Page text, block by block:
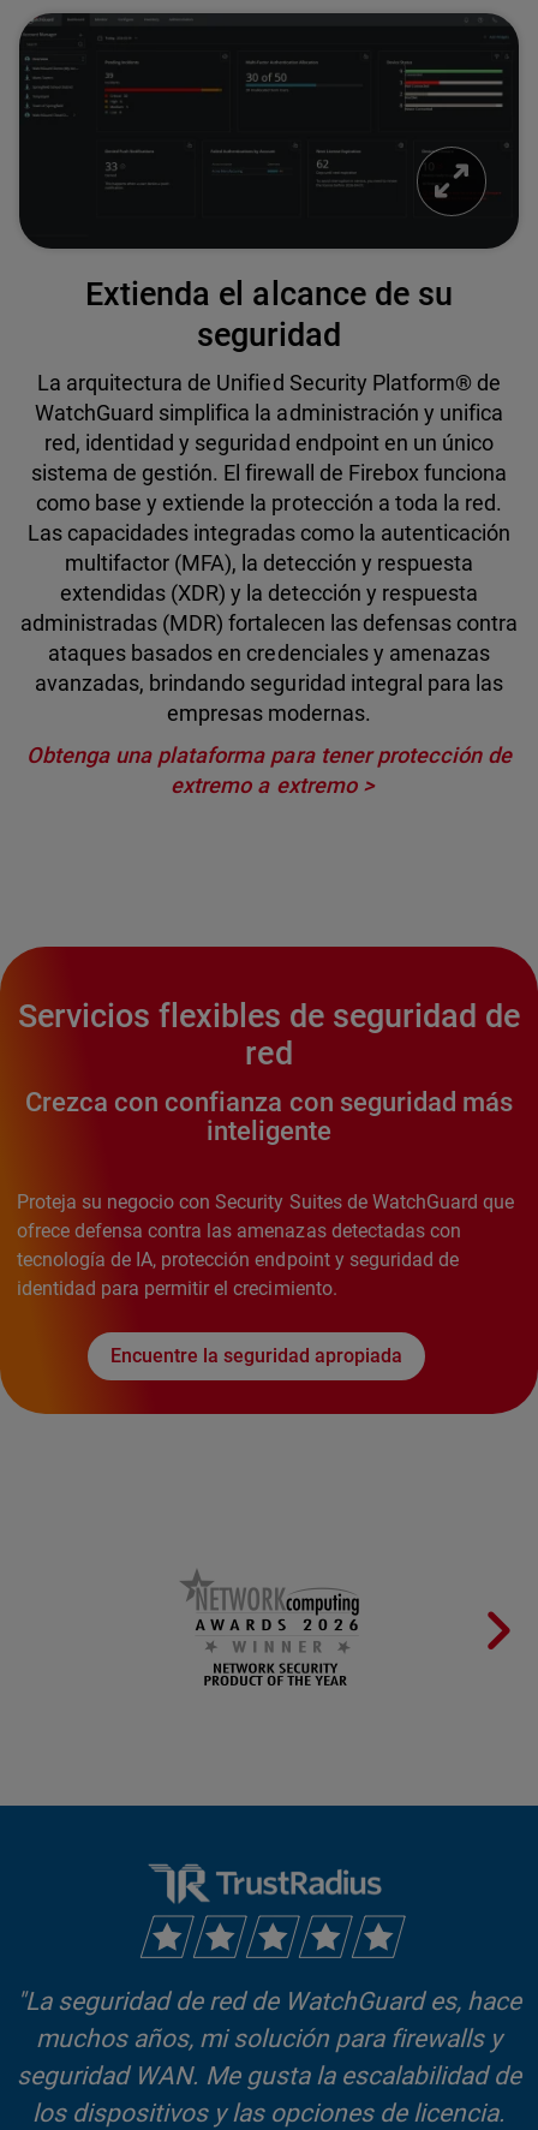
Extienda el alcance de su
seguridad
La arquitectura de Unified Security Platform® de
WatchGuard simplifica la administración y unifica
red, identidad y seguridad endpoint en un único
sistema de gestión. El firewall de Firebox funciona
como base y extiende la protección a toda la red.
Las capacidades integradas como la autenticación
multifactor (MFA), la detección y respuesta
extendidas (XDR) y la detección y respuesta
administradas (MDR) fortalecen las defensas contra
ataques basados en credenciales y amenazas
avanzadas, brindando seguridad integral para las
empresas modernas.
Obtenga una plataforma para tener protección de
extremo a extremo
Servicios flexibles de seguridad de
red
Crezca con confianza con seguridad más
inteligente
Proteja su negocio con Security Suites de WatchGuard que
ofrece defensa contra las amenazas detectadas con
tecnología de IA, protección endpoint y seguridad de
identidad para permitir el crecimiento.
Encuentre la seguridad apropiada
"La seguridad de red de WatchGuard es, hace
muchos años, mi solución para firewalls y
seguridad WAN. Me gusta la escalabilidad de
los dispositivos y las opciones de licencia.